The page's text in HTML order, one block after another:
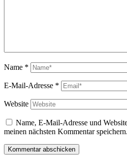
Name *
E-Mail-Adresse *
Website
Name, E-Mail-Adresse und
meinen nächsten Kommentar speichern.